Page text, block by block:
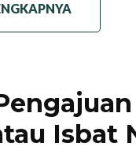
Isbat